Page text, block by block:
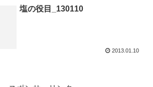
塩の役目_130110
2013.01.10